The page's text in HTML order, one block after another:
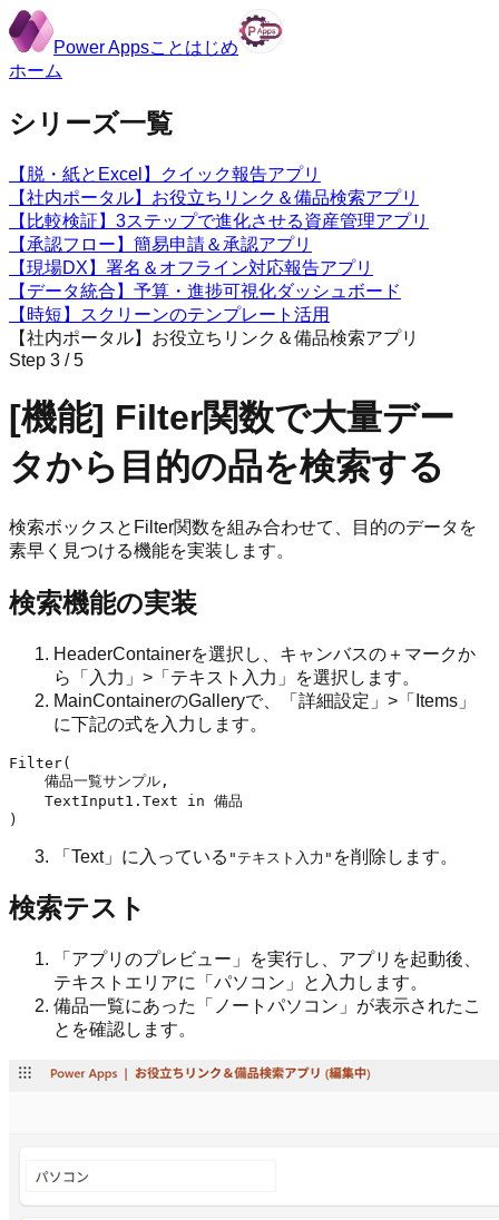
Power Appsことはじめ
ホーム
シリーズ一覧
【脱・紙とExcel】
クイック報告アプリ
【社内ポータル】 お役立ちリンク＆備品検索アプリ
【比較検証】 3ステップで進化させる資産管理アプリ
【承認フロー】 簡易申請＆承認アプリ
【現場DX】 署名＆オフライン対応報告アプリ
【データ統合】 予算・進捗可視化ダッシュボード
【時短】
スクリーンのテンプレート活用
【社内ポータル】お役立ちリンク＆備品検索アプリ
Step 3 /5
[機能] Filter関数で大量デー
タから目的の品を検索する
検索ボックスとFilter関数を組み合わせて、目的のデータを
素早く見つける機能を実装します。
検索機能の実装
HeaderContainerを選択し、キャンバスの＋マークか
ら「入力」>「テキスト入力」を選択します。
MainContainerのGalleryで、「詳細設定」>「Items」
に下記の式を入力します。
Filter(
    備品一覧サンプル,
    TextInput1.Text in 備品
「Text」に入っている "テキスト入力" を削除します。
検索テスト
「アプリのプレビュー」を実行し、アプリを起動後、
テキストエリアに「パソコン」と入力します。
備品一覧にあった「ノートパソコン」が表示されたこ
とを確認します。